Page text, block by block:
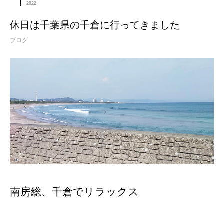
2022
休日は千葉県の千倉に行ってきました
ブログ
南房総、千倉でリラックス